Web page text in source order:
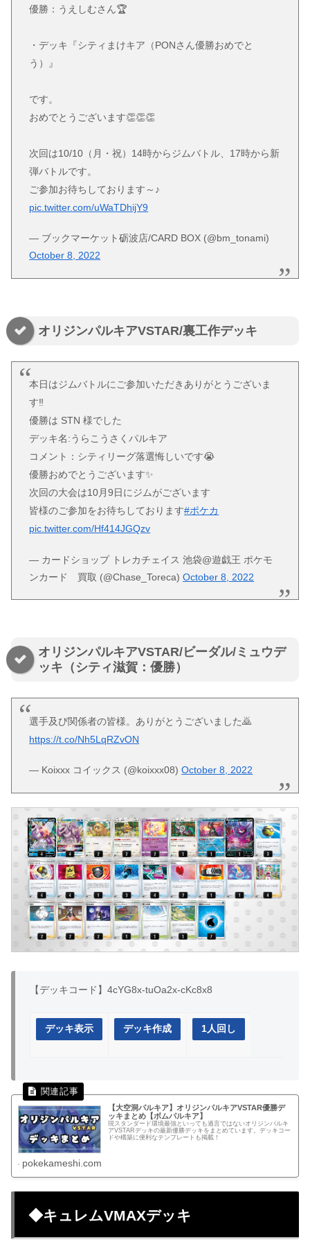
優勝：うえしむさん🏆
・デッキ『シティまけキア（PONさん優勝おめでと
う）』
です。
おめでとうございます👏👏👏
次回は10/10（月・祝）14時からジムバトル、17時から新
弾バトルです。
ご参加お待ちしております～♪
pic.twitter.com/uWaTDhijY9
— ブックマーケット砺波店/CARD BOX (@bm_tonami)
October 8, 2022
オリジンパルキアVSTAR/裏工作デッキ
本日はジムバトルにご参加いただきありがとうございま
す‼
優勝は STN 様でした
デッキ名:うらこうさくパルキア
コメント：シティリーグ落選悔しいです😭
優勝おめでとうございます✨
次回の大会は10月9日にジムがございます
皆様のご参加をお待ちしております#ポケカ
pic.twitter.com/Hf414JGQzv
— カードショップ トレカチェイス 池袋@遊戯王 ポケモ
ンカード 買取 (@Chase_Toreca)October 8, 2022
オリジンパルキアVSTAR/ビーダル/ミュウデ
ッキ（シティ滋賀：優勝）
選手及び関係者の皆様。ありがとうございました🙇
https://t.co/Nh5LqRZvON
— Koixxx コイックス (@koixxx08)October 8, 2022
【デッキコード】4cYG8x-tuOa2x-cKc8x8
デッキ表示 デッキ作成 1人回し
【大空洞パルキア】オリジンパルキアVSTAR優勝デ
ッキまとめ【ボムパルキア】
現スタンダード環境最強といっても過言ではないオリジンパルキ
アVSTARデッキの最新優勝デッキをまとめています。デッキコー
ドや構築に便利なテンプレートも掲載！
pokekameshi.com
◆キュレムVMAXデッキ